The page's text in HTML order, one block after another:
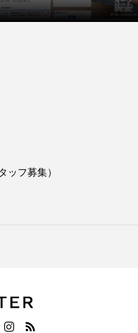
ッフ募集）